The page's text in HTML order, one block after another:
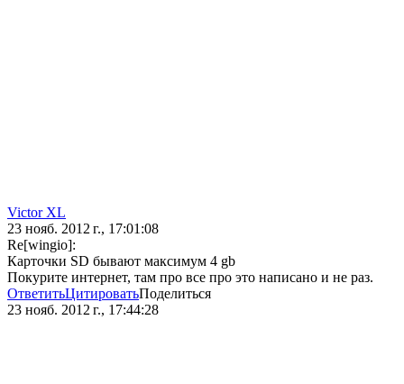
Victor XL
23 нояб. 2012 г., 17:01:08
Re[wingio]:
Карточки SD бывают максимум 4 gb
Покурите интернет, там про все про это написано и не раз.
ОтветитьЦитироватьПоделиться
23 нояб. 2012 г., 17:44:28